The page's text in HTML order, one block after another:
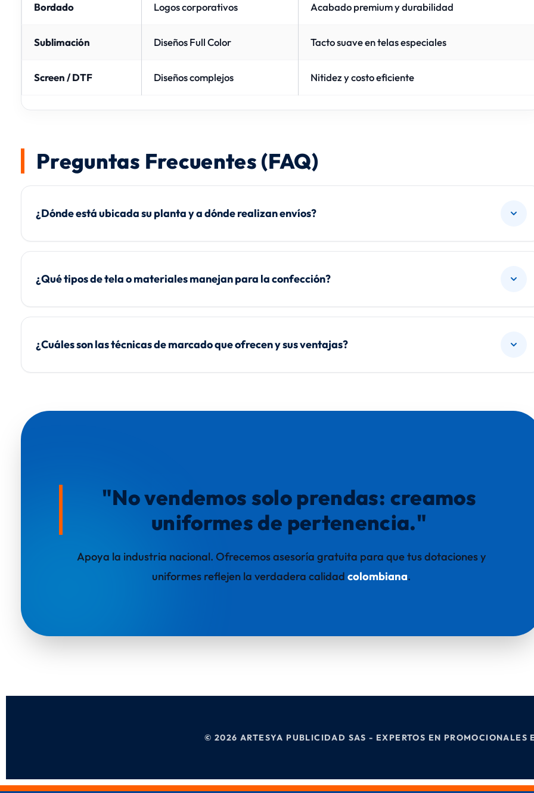
Bordado Logos corporativos Acabado premium y durabilidad
Sublimación Diseños Full Color Tacto suave en telas especiales
Screen / DTF Diseños complejos Nitidez y costo eficiente
Preguntas Frecuentes (FAQ)
¿Dónde está ubicada su planta y a dónde realizan envíos?
¿Qué tipos de tela o materiales manejan para la confección?
¿Cuáles son las técnicas de marcado que ofrecen y sus ventajas?
"No vendemos solo prendas: creamos
uniformes de pertenencia."
Apoya la industria nacional. Ofrecemos asesoría gratuita para que tus dotaciones y
uniformes reflejen la verdadera calidadcolombiana.
© 2026 ARTESYA PUBLICIDAD SAS - EXPERTOS EN PROMOCIONALES